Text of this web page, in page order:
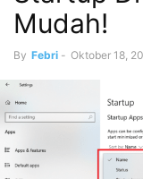
Mudah!
By Febri - Oktober 18,